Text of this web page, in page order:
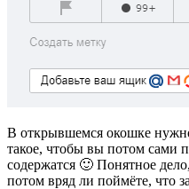
В открывшемся окошке
такое, чтобы вы потом сами
содержатся 🙂 Понятное
потом вряд ли поймёте, что